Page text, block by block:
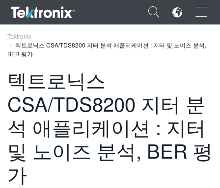
×
ENGLISH
FRANÇAIS
DEUTSCH
VIỆT NAM
Tektronix
텍트로닉스 CSA/TDS8200 지터 분석 애플리케이션 : 지터 및 노이즈 분석,
BER 평가
텍트로닉스
CSA/TDS8200 지터 분
석 애플리케이션 : 지터
및 노이즈 분석, BER 평
가